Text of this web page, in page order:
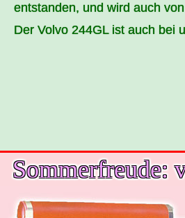
entstanden, und wird auch
Der Volvo 244GL ist auch bei
Sommerfreude: